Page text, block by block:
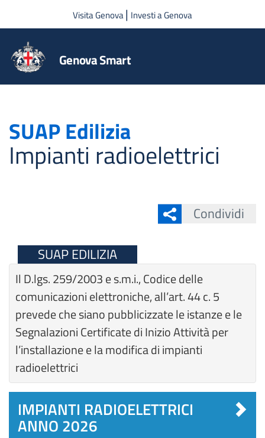
Salta al contenuto principale
Visita Genova| Investi a Genova
Genova Smart
SUAP Edilizia
Impianti radioelettrici
Condividi
SUAP EDILIZIA
Il D.lgs. 259/2003 e s.m.i., Codice delle
comunicazioni elettroniche, all’art. 44 c. 5
prevede che siano pubblicizzate le istanze e le
Segnalazioni Certificate di Inizio Attività per
l’installazione e la modifica di impianti
radioelettrici
IMPIANTI RADIOELETTRICI
ANNO 2026